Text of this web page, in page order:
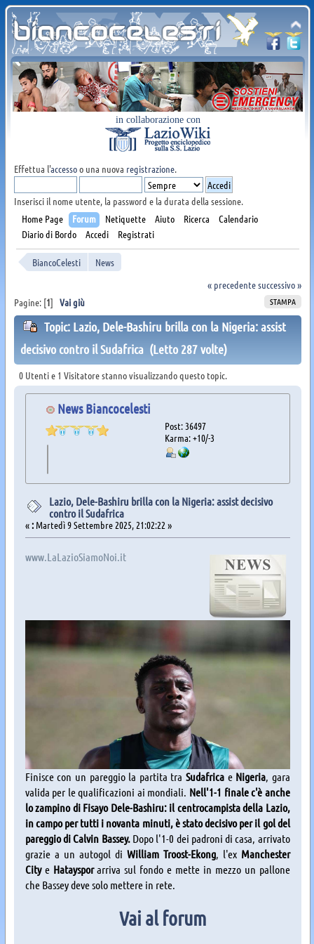
in collaborazione con
Effettua l'accessoo una nuova registrazione.
Inserisci il nome utente, la password e la durata della sessione.
Home Page
Forum Netiquette Aiuto Ricerca
Calendario
Diario di Bordo
Accedi Registrati
BiancoCelesti
News
« precedentesuccessivo »
STAMPA
Pagine: [1] Vai giù
Topic: Lazio, Dele-Bashiru brilla con la Nigeria: assist
decisivo contro il Sudafrica (Letto 287 volte)
0 Utenti e 1 Visitatore stanno visualizzando questo topic.
News Biancocelesti
Post: 36497
Karma: +10/-3
Lazio, Dele-Bashiru brilla con la Nigeria: assist decisivo
contro il Sudafrica
«:Martedì 9 Settembre 2025, 21:02:22 »
www.LaLazioSiamoNoi.it
Finisce con un pareggio la partita tra Sudafricae Nigeria, gara
valida per le qualificazioni ai mondiali. Nell'1-1 finale c'è anche
lo zampino di Fisayo Dele-Bashiru: il centrocampista della Lazio,
in campo per tutti i novanta minuti, è stato decisivo per il gol del
pareggio di Calvin Bassey. Dopo l'1-0 dei padroni di casa, arrivato
grazie a un autogol di William Troost-Ekong, l'ex Manchester
Citye Hataysporarriva sul fondo e mette in mezzo un pallone
che Bassey deve solo mettere in rete.
Vai al forum